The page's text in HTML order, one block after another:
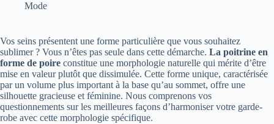
Mode
Vos seins présentent une forme particulière que vous souhaitez
sublimer ? Vous n’êtes pas seule dans cette démarche. La poitrine en
forme de poire constitue une morphologie naturelle qui mérite d’être
mise en valeur plutôt que dissimulée. Cette forme unique, caractérisée
par un volume plus important à la base qu’au sommet, offre une
silhouette gracieuse et féminine. Nous comprenons vos
questionnements sur les meilleures façons d’harmoniser votre garde-
robe avec cette morphologie spécifique.